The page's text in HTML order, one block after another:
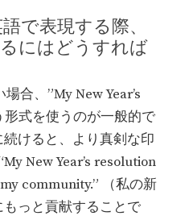
で表現する際、
にはどうすれば
合、”My New Year’s
式を使うのが一般的で
けると、より真剣な印
New Year’s resolution
community.” （私の新
っと貢献することで